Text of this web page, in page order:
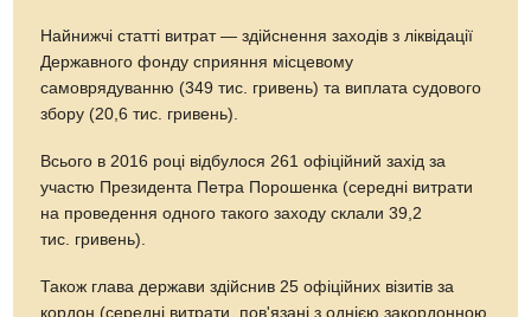
Найнижчі статті витрат — здійснення заходів з ліквідації
Державного фонду сприяння місцевому
самоврядуванню (349 тис. гривень) та виплата судового
збору (20,6 тис. гривень).
Всього в 2016 році відбулося 261 офіційний захід за
участю Президента Петра Порошенка (середні витрати
на проведення одного такого заходу склали 39,2
тис. гривень).
Також глава держави здійснив 25 офіційних візитів за
кордон (середні витрати, пов'язані з однією закордонною